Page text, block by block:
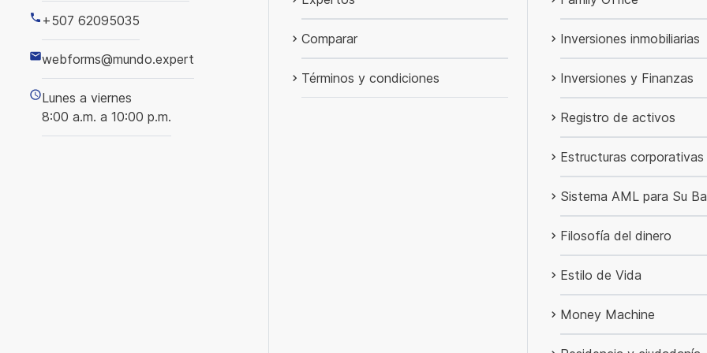
+507 62095035
webforms@mundo.expert
Lunes a viernes
8:00 a.m. a 10:00 p.m.
Comparar
Términos y condiciones
Inversiones inmobiliarias
Inversiones y Finanzas
Registro de activos
Estructuras corporativas
Sistema AML para Su
Filosofía del dinero
Estilo de Vida
Money Machine